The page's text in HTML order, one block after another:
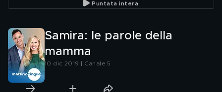
Puntata intera
Samira: le parole della
mamma
10 dic 2019 | Canale 5